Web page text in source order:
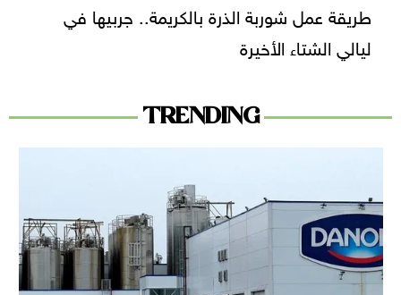
طريقة عمل شوربة الذرة بالكريمة.. جربيها في
ليالي الشتاء الأخيرة
TRENDING